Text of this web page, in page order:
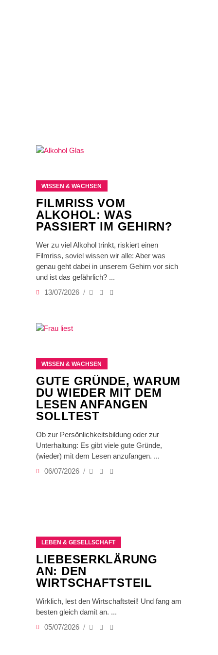
WISSEN & WACHSEN
FILMRISS VOM
ALKOHOL: WAS
PASSIERT IM GEHIRN?
Wer zu viel Alkohol trinkt, riskiert einen
Filmriss, soviel wissen wir alle: Aber was
genau geht dabei in unserem Gehirn vor sich
und ist das gefährlich?
13/07/2026
WISSEN & WACHSEN
GUTE GRÜNDE, WARUM
DU WIEDER MIT DEM
LESEN ANFANGEN
SOLLTEST
Ob zur Persönlichkeitsbildung oder zur
Unterhaltung: Es gibt viele gute Gründe,
(wieder) mit dem Lesen anzufangen.
06/07/2026
LEBEN & GESELLSCHAFT
LIEBESERKLÄRUNG
AN: DEN
WIRTSCHAFTSTEIL
Wirklich, lest den Wirtschaftsteil! Und fang am
besten gleich damit an.
05/07/2026